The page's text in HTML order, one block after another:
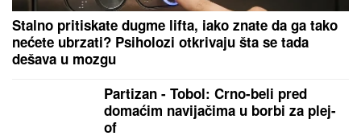
Stalno pritiskate dugme lifta, iako znate da ga tako
nećete ubrzati? Psiholozi otkrivaju šta se tada
dešava u mozgu
Partizan - Tobol: Crno-beli pred
domaćim navijačima u borbi za plej-
of